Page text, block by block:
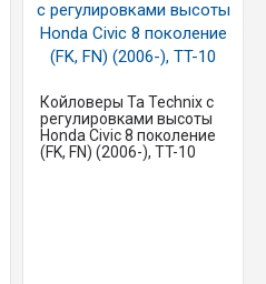
Койловеры Ta Technix с
регулировками высоты
Honda Civic 8 поколение
(FK, FN) (2006-), TT-10